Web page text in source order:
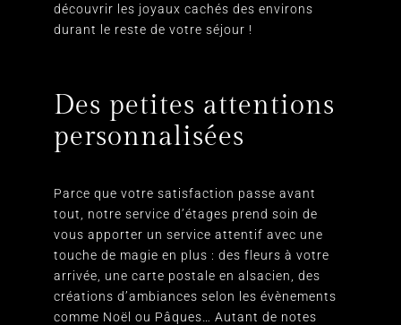
découvrir les joyaux cachés des environs
durant le reste de votre séjour !
Des petites attentions
personnalisées
Parce que votre satisfaction passe avant
tout, notre service d’étages prend soin de
vous apporter un service attentif avec une
touche de magie en plus : des fleurs à votre
arrivée, une carte postale en alsacien, des
créations d’ambiances selon les évènements
comme Noël ou Pâques… Autant de notes